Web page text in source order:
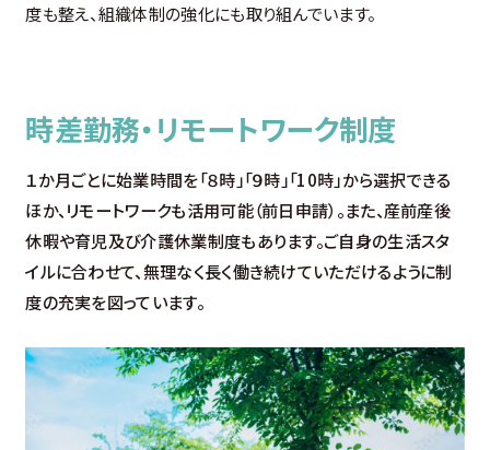
度も整え、組織体制の強化にも取り組んでいます。
時差勤務・リモートワーク制度
１か月ごとに始業時間を「８時」「９時」「10時」から選択できる
ほか、リモートワークも活用可能（前日申請）。また、産前産後
休暇や育児及び介護休業制度もあります。ご自身の生活スタ
イルに合わせて、無理なく長く働き続けていただけるように制
度の充実を図っています。